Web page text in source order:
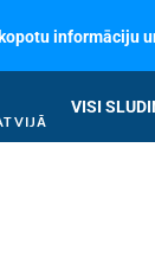
informāciju
VISI